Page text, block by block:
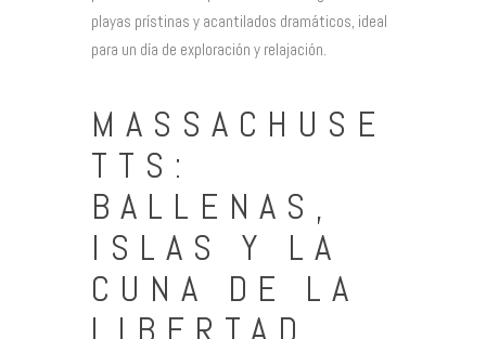
playas prístinas y acantilados dramáticos, ideal
para un día de exploración y relajación.
MASSACHUSE
TTS:
BALLENAS,
ISLAS Y LA
CUNA DE LA